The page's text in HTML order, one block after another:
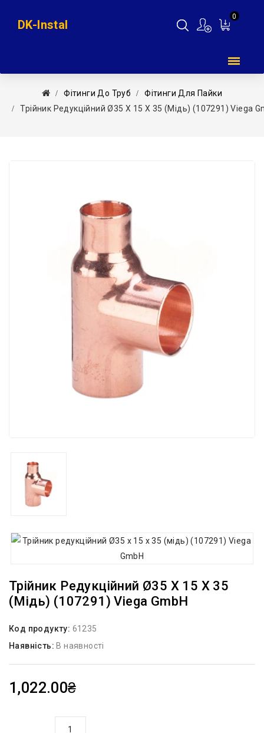
0
DK-Instal
Фітинги До Труб
Фітинги Для Пайки
Трійник Редукційний Ø35 Х 15 Х 35 (мідь) (107291) Viega
Трійник Редукційний Ø35 Х 15 Х 35
(мідь) (107291) Viega GmbH
Код продукту: 61235
Наявність: В наявності
1,022.00₴